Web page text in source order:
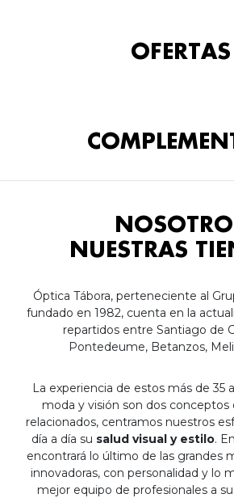
OFERTAS
NUESTRAS
Óptica Tábora, perteneciente al
fundado en 1982, cuenta en la
repartidos entre Santiago de
Pontedeume, Betanzos,
La experiencia de estos más de 35
moda y visión son dos
relacionados, centramos nuestros
día a día su salud visual y estilo.
encontrará lo último de las grandes
innovadoras, con personalidad y lo
mejor equipo de profesionales a